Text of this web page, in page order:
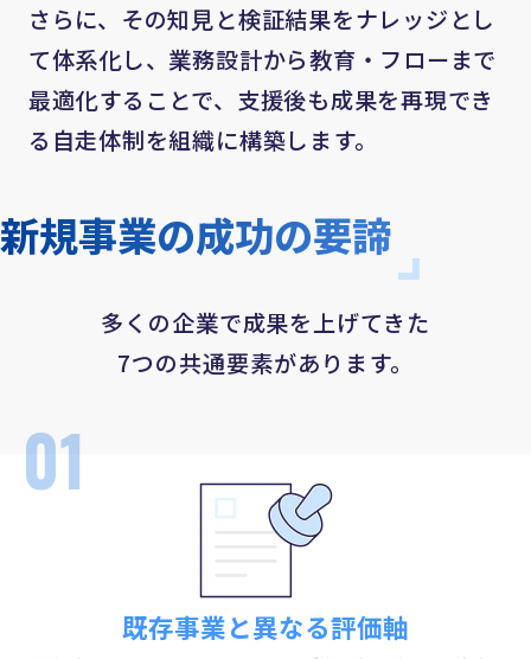
さらに、その知見と検証結果をナレッジとし
て体系化し、業務設計から教育・フローまで
最適化することで、支援後も成果を再現でき
る自走体制を組織に構築します。
新規事業の成功の要諦
多くの企業で成果を上げてきた
7つの共通要素があります。
01
既存事業と異なる評価軸